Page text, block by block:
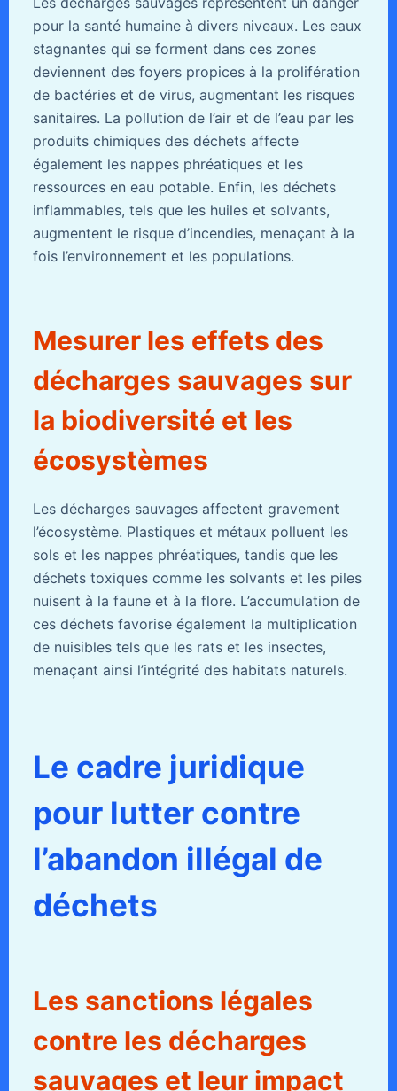
pour la santé humaine à divers niveaux. Les eaux
stagnantes qui se forment dans ces zones
deviennent des foyers propices à la prolifération
de bactéries et de virus, augmentant les risques
sanitaires. La pollution de l’air et de l’eau par les
produits chimiques des déchets affecte
également les nappes phréatiques et les
ressources en eau potable. Enfin, les déchets
inflammables, tels que les huiles et solvants,
augmentent le risque d’incendies, menaçant à la
fois l’environnement et les populations.
Mesurer les effets des
décharges sauvages sur
la biodiversité et les
écosystèmes
Les décharges sauvages affectent gravement
l’écosystème. Plastiques et métaux polluent les
sols et les nappes phréatiques, tandis que les
déchets toxiques comme les solvants et les piles
nuisent à la faune et à la flore. L’accumulation de
ces déchets favorise également la multiplication
de nuisibles tels que les rats et les insectes,
menaçant ainsi l’intégrité des habitats naturels.
Le cadre juridique
pour lutter contre
l’abandon illégal de
déchets
Les sanctions légales
contre les décharges
sauvages et leur impact